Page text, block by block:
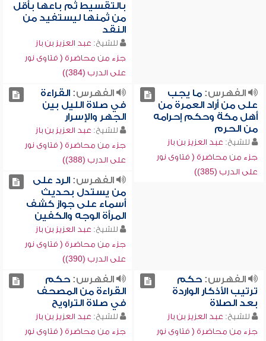
بالتقسيط ثم باعها بأقل
من ثمنها ليستفيد من
النقد
للشيخ: عبد العزيز بن باز
جزء من محاضرة ( فتاوى نور
على الدرب (384))
الفهرس:ما يجب
على من أراد العمرة من
أهل مكة وحكم إحرامه
من الحرم
للشيخ: عبد العزيز بن باز
جزء من محاضرة ( فتاوى نور
على الدرب (385))
الفهرس:القراءة
في صلاة الليل بين
الجهر والإسرار
للشيخ: عبد العزيز بن باز
جزء من محاضرة ( فتاوى نور
على الدرب (388))
الفهرس:الرد على
من يستدل بحديث
أسماء على جواز كشف
المرأة الوجه والكفين
للشيخ: عبد العزيز بن باز
جزء من محاضرة ( فتاوى نور
على الدرب (390))
الفهرس:حكم
ترتيب الأذكار الواردة
بعد الصلاة
للشيخ: عبد العزيز بن باز
جزء من محاضرة ( فتاوى نور
الفهرس:حكم
القراءة من المصحف
في صلاة التراويح
للشيخ: عبد العزيز بن باز
جزء من محاضرة ( فتاوى نور